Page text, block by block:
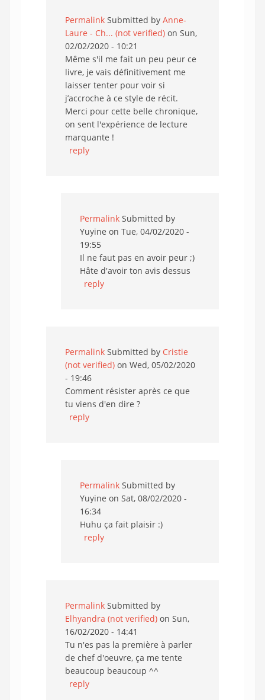
Permalink Submitted by Anne-
Laure - Ch... (not verified) on Sun,
02/02/2020 - 10:21
Même s'il me fait un peu peur ce
livre, je vais définitivement me
laisser tenter pour voir si
j’accroche à ce style de récit.
Merci pour cette belle chronique,
on sent l'expérience de lecture
marquante !
reply
Permalink Submitted by
Yuyine on Tue, 04/02/2020 -
19:55
Il ne faut pas en avoir peur ;)
Hâte d'avoir ton avis dessus
reply
Permalink Submitted by Cristie
(not verified) on Wed, 05/02/2020
- 19:46
Comment résister après ce que
tu viens d'en dire ?
reply
Permalink Submitted by
Yuyine on Sat, 08/02/2020 -
16:34
Huhu ça fait plaisir :)
reply
Permalink Submitted by
Elhyandra (not verified) on Sun,
16/02/2020 - 14:41
Tu n'es pas la première à parler
de chef d'oeuvre, ça me tente
beaucoup beaucoup ^^
reply